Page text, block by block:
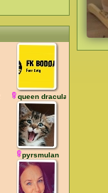
queen dracula
pyrsmulan